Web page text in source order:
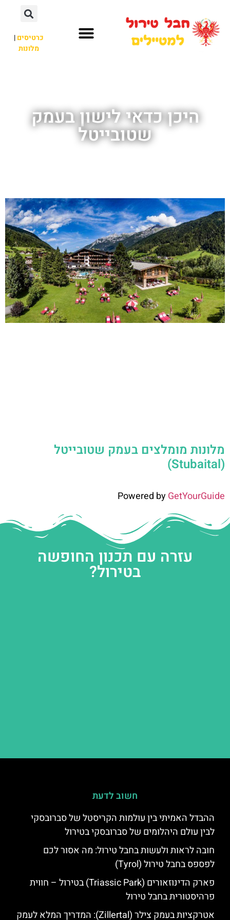
כרטיסים|
מלונות
היכן כדאי לישון בעמק
שטובייטל
מלונות מומלצים בעמק שטובייטל
(Stubaital)
Powered byGetYourGuide
עזרה עם תכנון החופשה
בטירול?
חשוב לדעת
ההבדל האמיתי בין עולמות הקריסטל של סברובסקי
לבין עולם היהלומים של סברובסקי בטירול
חובה לראות ולעשות בחבל טירול: מה אסור לכם
לפספס בחבל טירול (Tyrol)
פארק הדינוזאורים (Triassic Park) בטירול – חווית
פרהיסטורית בחבל טירול
אטרקציות בעמק צילר (Zillertal): המדריך המלא לעמק